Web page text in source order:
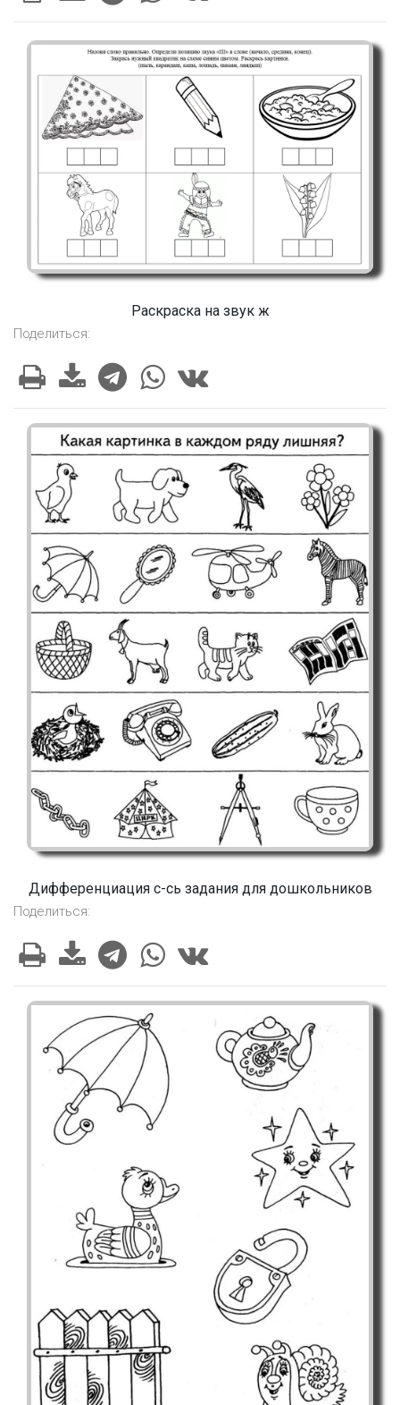
Раскраска на звук ж
Поделиться:
Дифференциация с-сь задания для дошкольников
Поделиться: